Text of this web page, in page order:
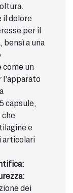
il dolore
per il
bensì a una
come un
capsule,
e
articolari
dei